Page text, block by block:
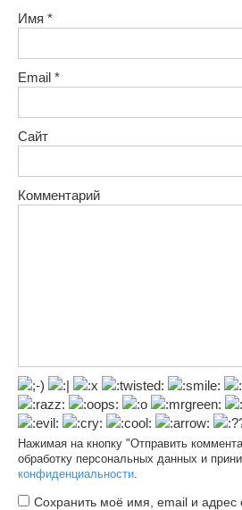
Имя *
Email *
Сайт
Комментарий
Нажимая на кнопку "Отправить
обработку персональных данных и
конфиденциальности
Сохранить моё имя, email и адрес